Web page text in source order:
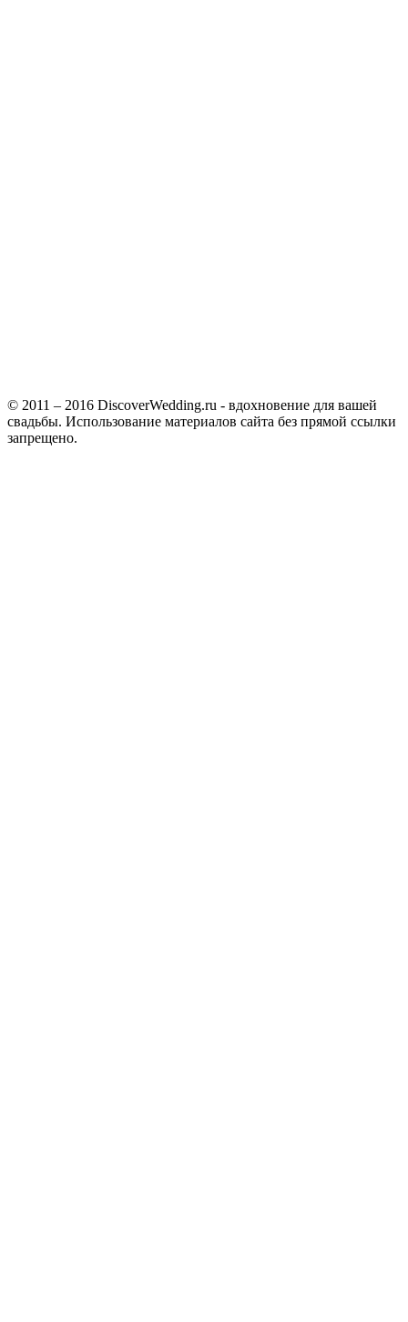
© 2011 – 2016 DiscoverWedding.ru - вдохновение для вашей
свадьбы. Использование материалов сайта без прямой ссылки
запрещено.